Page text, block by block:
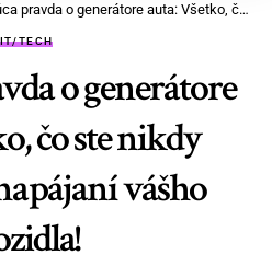
o generátore auta: Všetko, čo ste nikdy nevedeli o napájaní vášho vozidla!
IT/TECH
o generátore
čo ste nikdy
vášho